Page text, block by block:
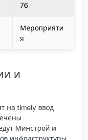
76
Мероприяти
я
и
на timely ввод
Минстрой и